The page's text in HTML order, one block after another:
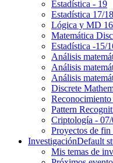
Estadística - 19
Estadística 17/18
Lógica y MD
Matemática
Estadística -15/
Análisis
Análisis
Análisis
Discrete
Pattern
Criptología -
Proyectos de fin
InvestigaciónDefault
Mis temas de